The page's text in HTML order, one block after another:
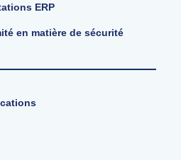
ERP
en matière de sécurité